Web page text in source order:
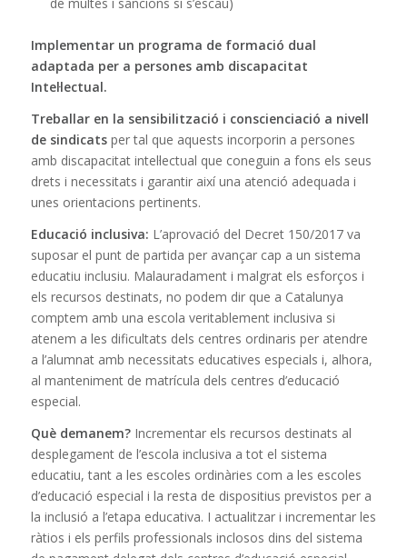
de multes i sancions si s’escau)
Implementar un programa de formació dual
adaptada per a persones amb discapacitat
Intel·lectual.
Treballar en la sensibilització i conscienciació a nivell
de sindicatsper tal que aquests incorporin a persones
amb discapacitat intel·lectual que coneguin a fons els seus
drets i necessitats i garantir així una atenció adequada i
unes orientacions pertinents.
Educació inclusiva: L’aprovació del Decret 150/2017 va
suposar el punt de partida per avançar cap a un sistema
educatiu inclusiu. Malauradament i malgrat els esforços i
els recursos destinats, no podem dir que a Catalunya
comptem amb una escola veritablement inclusiva si
atenem a les dificultats dels centres ordinaris per atendre
a l’alumnat amb necessitats educatives especials i, alhora,
al manteniment de matrícula dels centres d’educació
especial.
Què demanem?Incrementar els recursos destinats al
desplegament de l’escola inclusiva a tot el sistema
educatiu, tant a les escoles ordinàries com a les escoles
d’educació especial i la resta de dispositius previstos per a
la inclusió a l’etapa educativa. I actualitzar i incrementar les
ràtios i els perfils professionals inclosos dins del sistema